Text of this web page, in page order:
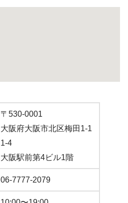
〒530-0001
大阪府大阪市北区梅田1-1
1-4
大阪駅前第4ビル1階
06-7777-2079